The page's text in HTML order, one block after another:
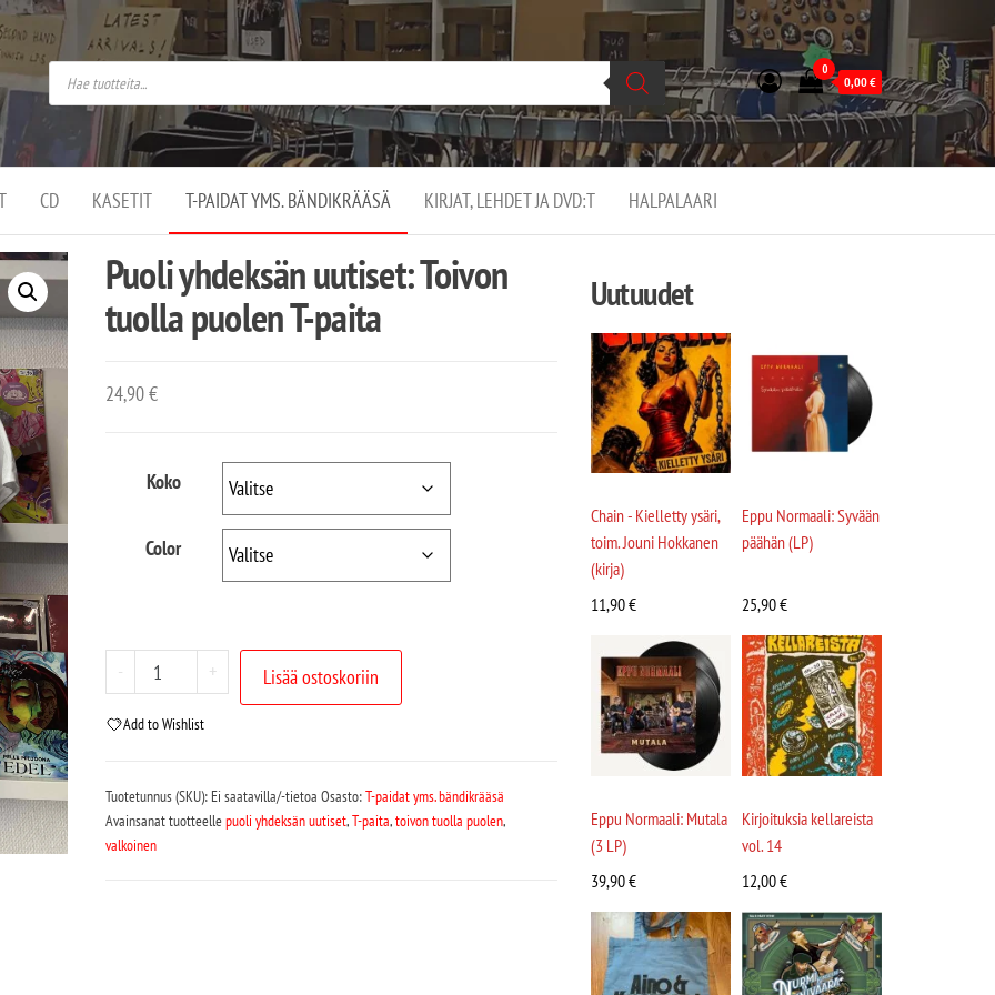
–
on
0
0,00€
CD KASETIT T-PAIDAT YMS. BÄNDIKRÄÄSÄ KIRJAT, LEHDET JA DVD:T HALPALAARI
Puoli yhdeksän uutiset: Toivon
tuolla puolen T-paita
24,90€
Koko
Color
- + Lisää ostoskoriin
Add to Wishlist
Tuotetunnus (SKU): Ei saatavilla/-tietoa Osasto:T-paidat yms. bändikrääsä
Avainsanat tuotteellepuoli yhdeksän uutiset,T-paita,toivon tuolla puolen,
valkoinen
Uutuudet
Chain - Kielletty ysäri,
toim. Jouni Hokkanen
(kirja)
11,90€
Eppu Normaali: Syvään
päähän (LP)
25,90€
Eppu Normaali: Mutala
(3 LP)
39,90€
Kirjoituksia kellareista
vol. 14
12,00€